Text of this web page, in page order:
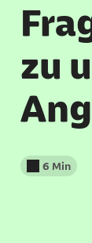
zu
Lesedauer
6 Min